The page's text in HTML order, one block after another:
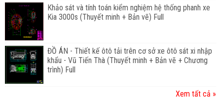
Khảo sát và tính toán kiểm nghiệm hệ thống phanh xe
Kia 3000s (Thuyết minh + Bản vẽ) Full
ĐỒ ÁN - Thiết kế ôtô tải trên cơ sở xe ôtô sát xi nhập
khẩu - Vũ Tiến Thà (Thuyết minh + Bản vẽ + Chương
trình) Full
Xem tất cả »